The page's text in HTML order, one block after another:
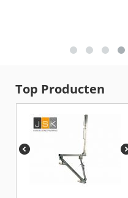
Top Producten